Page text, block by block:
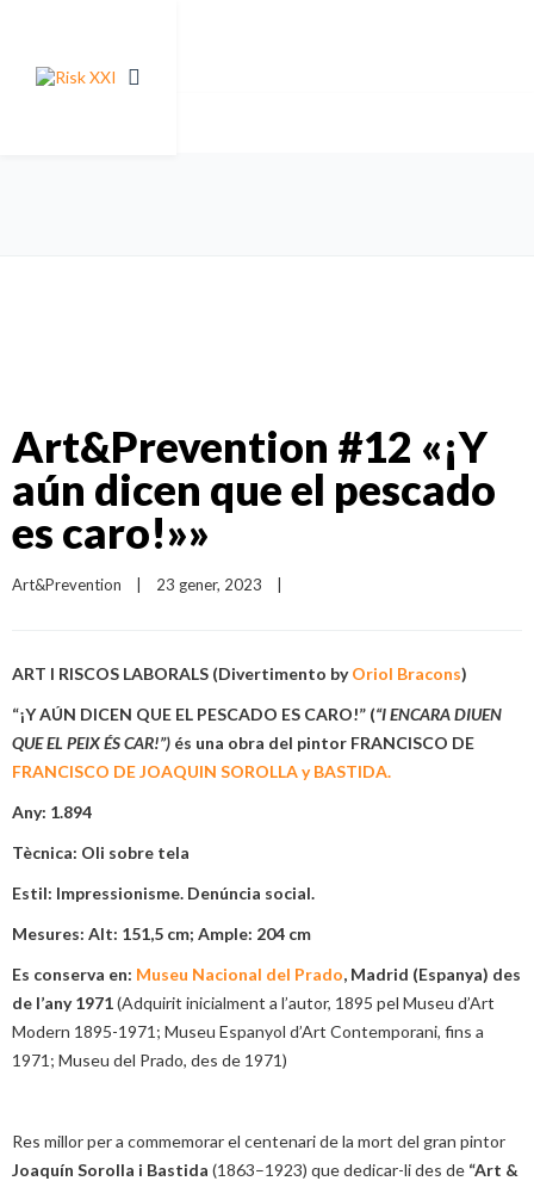
Art&Prevention #12 «¡Y
aún dicen que el pescado
es caro!»»
Art&Prevention 23 gener, 2023
ART I RISCOS LABORALS (Divertimento byOriol Bracons)
“¡Y AÚN DICEN QUE EL PESCADO ES CARO!” (“I ENCARA DIUEN
QUE EL PEIX ÉS CAR!”) és una obra del pintor FRANCISCO DE
FRANCISCO DE JOAQUIN SOROLLA y BASTIDA.
Any: 1.894
Tècnica: Oli sobre tela
Estil: Impressionisme. Denúncia social.
Mesures: Alt: 151,5 cm; Ample: 204 cm
Es conserva en: Museu Nacional del Prado, Madrid (Espanya) des
de l’any 1971(Adquirit inicialment a l’autor, 1895 pel Museu d’Art
Modern 1895-1971; Museu Espanyol d’Art Contemporani, fins a
1971; Museu del Prado, des de 1971)
Res millor per a commemorar el centenari de la mort del gran pintor
Joaquín Sorolla i Bastida (1863–1923) que dedicar-li des de “Art &